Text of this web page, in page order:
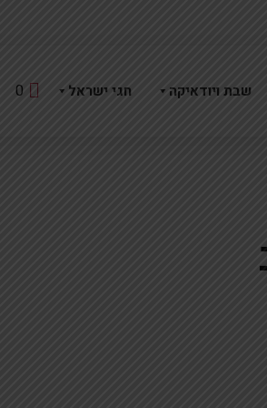
שבת ויודאיקה חגי ישראל 0
זהב*נטו
מוזהבת 25ס'מ